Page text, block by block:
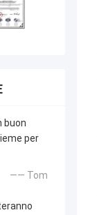
buon
per
—— Tom